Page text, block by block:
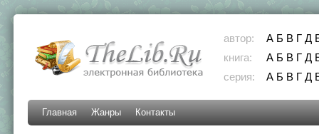
автор: А Б В Г Д
книга:
А Б В Г Д
серия:
А Б В Г Д
Главная Жанры Контакты